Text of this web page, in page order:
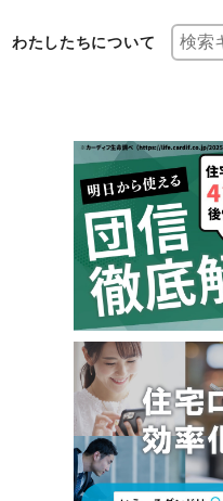
わたしたちについて